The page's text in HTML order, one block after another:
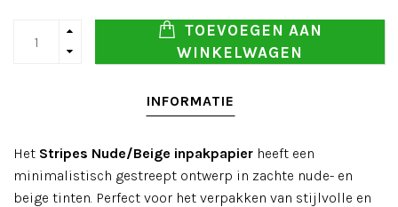
TOEVOEGEN AAN
WINKELWAGEN
INFORMATIE
Het Stripes Nude/Beige inpakpapier heeft een
minimalistisch gestreept ontwerp in zachte nude- en
beige tinten. Perfect voor het verpakken van stijlvolle en